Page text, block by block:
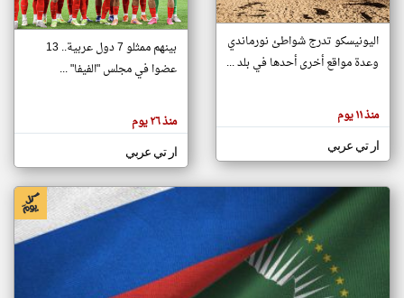
تغيير الدولة
اخبار جزر القمر على مدار الساعة
أهم اخبار جزر القمر العاجلة والمباشرة
هنا عن
وجهة
كاتبيها.
اليونيسكو تدرج شواطئ نورماندي
وعدة مواقع أخرى أحدها في بلد ...
منذ ١١ يوم
ار تي عربي
بينهم ممثلو 7 دول عربية.. 13
عضوا في مجلس "الفيفا" ...
منذ ٢٦ يوم
ار تي عربي
klyoum.com